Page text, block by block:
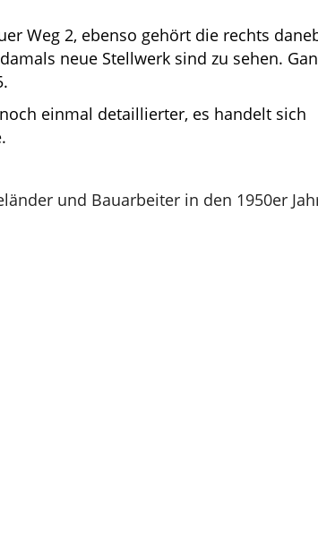
Weg 2, ebenso gehört die rechts
neue Stellwerk sind zu sehen.
einmal detaillierter, es handelt sich